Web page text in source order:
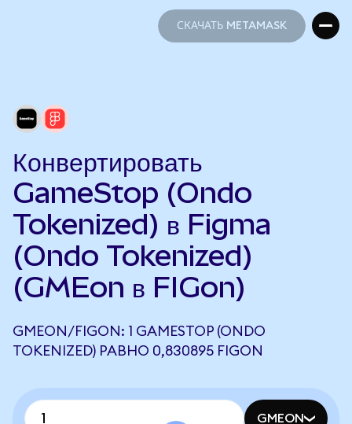
СКАЧАТЬ METAMASK
Конвертировать
GameStop (Ondo
Tokenized) в Figma
(Ondo Tokenized)
(GMEon в FIGon)
GMEON/FIGON: 1 GAMESTOP (ONDO
TOKENIZED) РАВНО 0,830895 FIGON
GMEON